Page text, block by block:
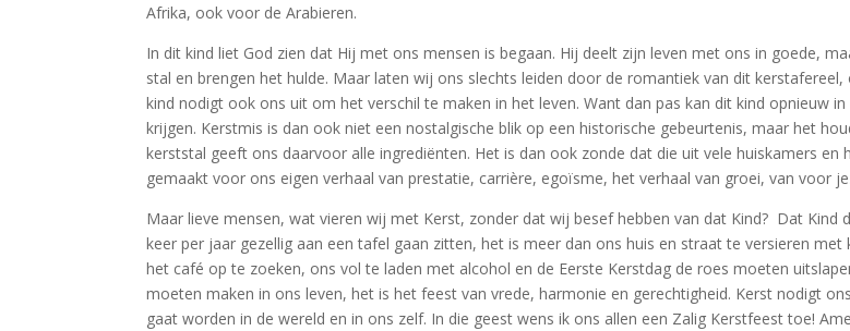
Afrika, ook voor de Arabieren.
In dit kind liet God zien dat Hij met ons mensen is begaan. Hij deelt zijn leven met ons in goede,
stal en brengen het hulde. Maar laten wij ons slechts leiden door de romantiek van dit
kind nodigt ook ons uit om het verschil te maken in het leven. Want dan pas kan dit kind opnieuw
krijgen. Kerstmis is dan ook niet een nostalgische blik op een historische gebeurtenis, maar het
kerststal geeft ons daarvoor alle ingrediënten. Het is dan ook zonde dat die uit vele huiskamers
gemaakt voor ons eigen verhaal van prestatie, carrière, egoïsme, het verhaal van groei, van voor
Maar lieve mensen, wat vieren wij met Kerst, zonder dat wij besef hebben van dat Kind? Dat Kind
keer per jaar gezellig aan een tafel gaan zitten, het is meer dan ons huis en straat te versieren
het café op te zoeken, ons vol te laden met alcohol en de Eerste Kerstdag de roes moeten
moeten maken in ons leven, het is het feest van vrede, harmonie en gerechtigheid. Kerst nodigt
gaat worden in de wereld en in ons zelf. In die geest wens ik ons allen een Zalig Kerstfeest toe!